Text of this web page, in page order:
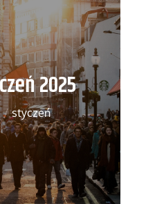
2025
styczeń